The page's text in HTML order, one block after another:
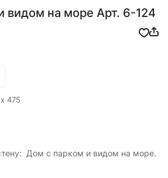
видом на море Арт. 6-124
475
Дом с парком и видом на море.